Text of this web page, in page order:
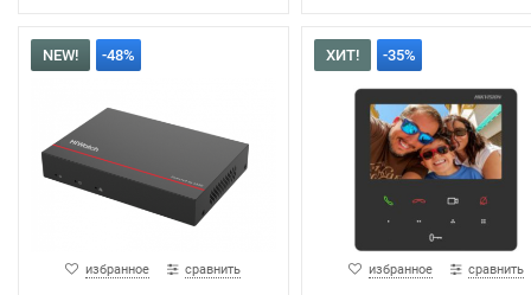
NEW! -48%
избранное сравнить
ХИТ! -35%
избранное сравнить